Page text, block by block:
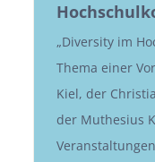
„Diversity im
Thema einer
Kiel, der
der Muthesius